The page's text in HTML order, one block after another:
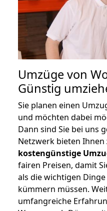
Umzüge von
Günstig
Sie planen einen
und möchten dabei
Dann sind Sie bei uns
Netzwerk bieten Ihnen
kostengünstige
fairen Preisen, damit
als die wichtigen
kümmern müssen.
umfangreiche